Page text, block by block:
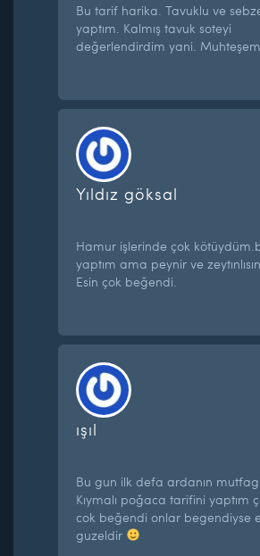
Bu tarif harika. Tavuklu ve
yaptım. Kalmış tavuk soteyi
değerlendirdim yani.
Yıldız göksal
Hamur işlerinde çok
yaptım ama peynir ve
Esin çok beğendi.
ışıl
Bu gun ilk defa ardanın
Kıymalı poğaca tarifini yaptım
cok beğendi onlar begendiyse
guzeldir